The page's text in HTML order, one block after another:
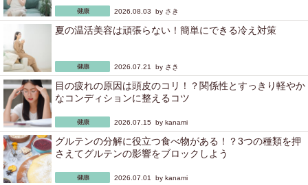
2026.08.03 by さき
夏の温活美容は頑張らない！簡単にできる冷え対策
2026.07.21 by さき
目の疲れの原因は頭皮のコリ！？関係性とすっきり軽やか
なコンディションに整えるコツ
2026.07.15 by kanami
グルテンの分解に役立つ食べ物がある！？3つの種類を押
さえてグルテンの影響をブロックしよう
2026.07.01 by kanami